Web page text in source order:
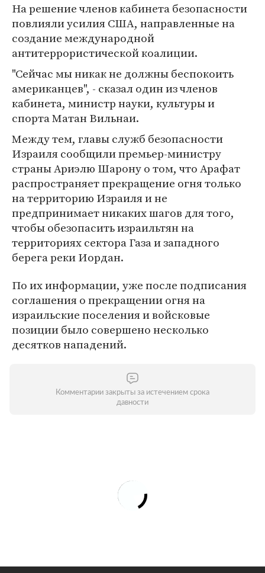
На решение членов кабинета безопасности
повлияли усилия США, направленные на
создание международной
антитеррористической коалиции.
"Сейчас мы никак не должны беспокоить
американцев", - сказал один из членов
кабинета, министр науки, культуры и
спорта Матан Вильнаи.
Между тем, главы служб безопасности
Израиля сообщили премьер-министру
страны Ариэлю Шарону о том, что Арафат
распространяет прекращение огня только
на территорию Израиля и не
предпринимает никаких шагов для того,
чтобы обезопасить израильтян на
территориях сектора Газа и западного
берега реки Иордан.
По их информации, уже после подписания
соглашения о прекращении огня на
израильские поселения и войсковые
позиции было совершено несколько
десятков нападений.
Комментарии закрыты за истечением срока
давности